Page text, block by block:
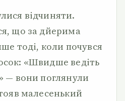
відчиняти.
що за дйерима
тоді, коли почувся
«Швидше ведіть
— вони поглянули
малесенький